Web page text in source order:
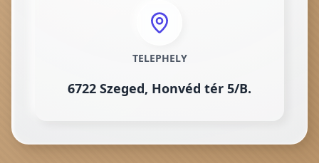
TELEPHELY
6722 Szeged, Honvéd tér 5/B.